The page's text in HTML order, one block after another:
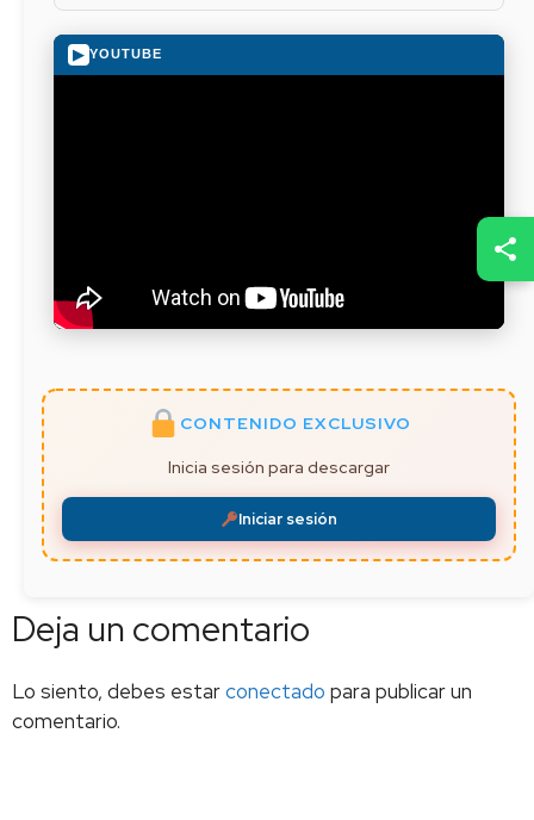
▶ YOUTUBE
CONTENIDO EXCLUSIVO
Inicia sesión para descargar
Iniciar sesión
Deja un comentario
Lo siento, debes estarconectado para publicar un
comentario.